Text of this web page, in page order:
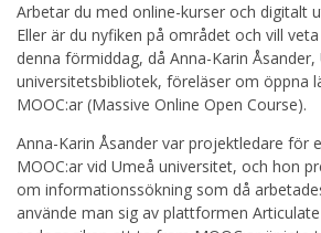
Arbetar du med online-kurser och digitalt
Eller är du nyfiken på området och vill
denna förmiddag, då Anna-Karin Åsander,
universitetsbibliotek, föreläser om öppna
MOOC:ar (Massive Online Open Course).
Anna-Karin Åsander var projektledare för
MOOC:ar vid Umeå universitet, och hon
om informationssökning som då
använde man sig av plattformen